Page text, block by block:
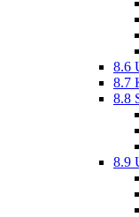
8.6
8.7
8.8
8.9